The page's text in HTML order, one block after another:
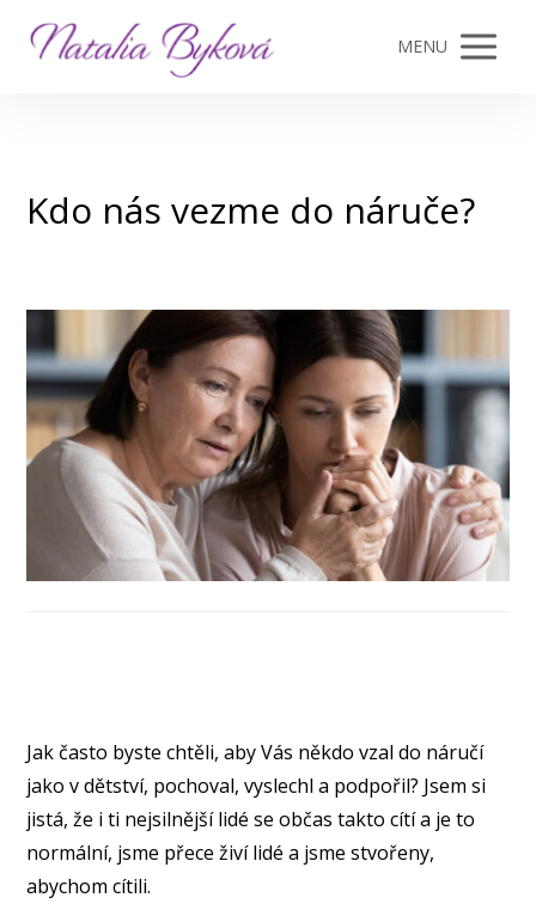
MENU
Kdo nás vezme do náruče?
Jak často byste chtěli, aby Vás někdo vzal do náručí
jako v dětství, pochoval, vyslechl a podpořil? Jsem si
jistá, že i ti nejsilnější lidé se občas takto cítí a je to
normální, jsme přece živí lidé a jsme stvořeny,
abychom cítili.